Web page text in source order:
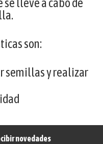
lleve a cabo de
son:
semillas y realizar
novedades